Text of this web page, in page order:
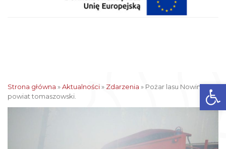
Strona główna »Aktualności» Zdarzenia » Pożar lasu Nowiny –
powiat tomaszowski.